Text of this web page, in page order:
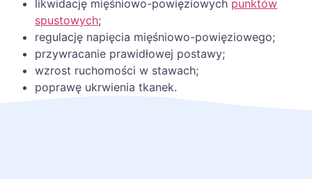
likwidację mięśniowo-powięziowych punktów
spustowych;
regulację napięcia mięśniowo-powięziowego;
przywracanie prawidłowej postawy;
wzrost ruchomości w stawach;
poprawę ukrwienia tkanek.